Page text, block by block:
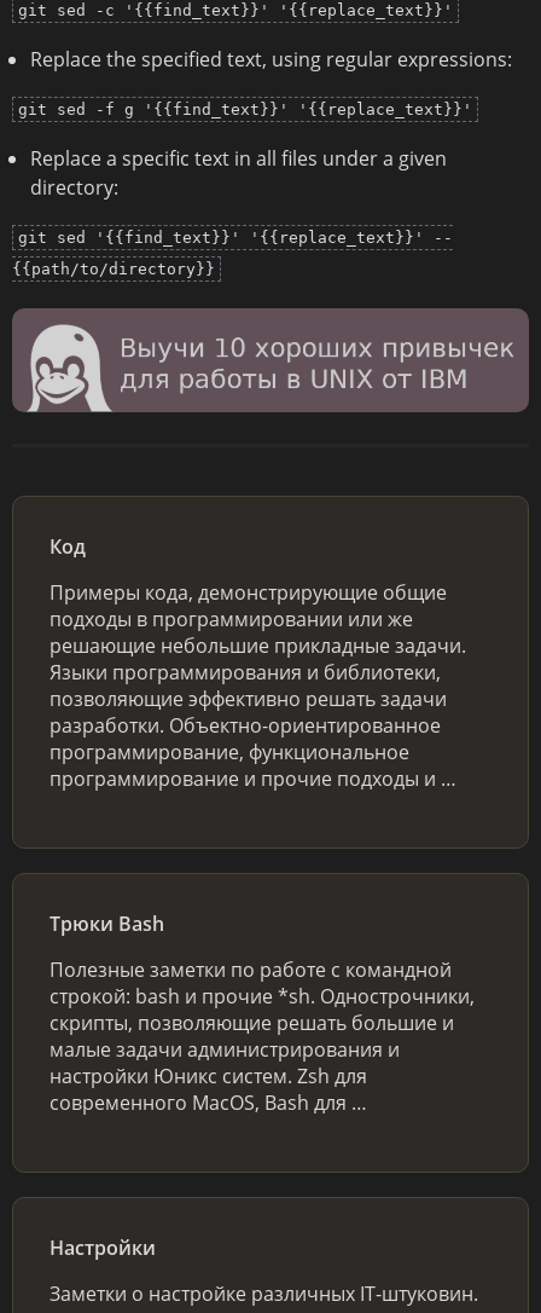
git sed -c '{{find_text}}' '{{replace_text}}'
Replace the specified text, using regular expressions:
git sed -f g '{{find_text}}' '{{replace_text}}'
Replace a specific text in all files under a given
directory:
git sed '{{find_text}}' '{{replace_text}}' --
{{path/to/directory}}
Код
Примеры кода, демонстрирующие общие
подходы в программировании или же
решающие небольшие прикладные задачи.
Языки программирования и библиотеки,
позволяющие эффективно решать задачи
разработки. Объектно-ориентированное
программирование, функциональное
программирование и прочие подходы и …
Трюки Bash
Полезные заметки по работе с командной
строкой: bash и прочие *sh. Однострочники,
скрипты, позволяющие решать большие и
малые задачи администрирования и
настройки Юникс систем. Zsh для
современного MacOS, Bash для …
Настройки
Заметки о настройке различных IT-штуковин.